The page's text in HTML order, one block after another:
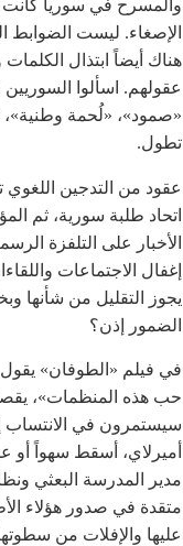
والمسرح في سوريا كانت
الإصغاء. ليست الضوابط
هناك أيضاً ابتذال
عقولهم. اسألوا
«صمود»، «لُحمة وطنية»،
تطول.
عقود من التدجين اللغوي
اتحاد طلبة سورية، ثم
الأخبار على التلفزة
إغفال الاجتماعات
يجوز التقليل من شأنها
الضمور إذن؟
في فيلم «الطوفان» يقول
حب هذه المنظمات»،
سيستمرون في الانتساب
أميرلاي، أسقط سهواً أو
مدير المدرسة البعثي
متقدة في صدور هؤلاء
عليها والإفلات من